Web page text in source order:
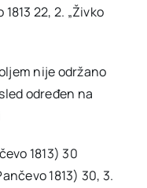
22, 2. „Živko
nije održano
određen na
1813) 30
1813) 30, 3.